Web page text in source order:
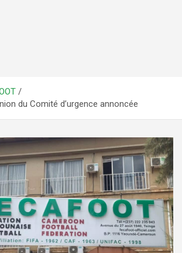
du Comité d’urgence annoncée